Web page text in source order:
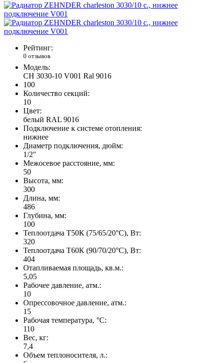
Рейтинг:
0 отзывов
Модель:
CH 3030-10 V001 Ral 9016
100
Количество секций:
10
Цвет:
белый RAL 9016
Подключение к системе отопления:
нижнее
Диаметр подключения, дюйм:
1/2"
Межосевое расстояние, мм:
50
Высота, мм:
300
Длина, мм:
486
Глубина, мм:
100
Теплоотдача Т50К (75/65/20°C), Вт:
320
Теплоотдача Т60К (90/70/20°C), Вт:
404
Отапливаемая площадь, кв.м.:
5,05
Рабочее давление, атм.:
10
Опрессовочное давление, атм.:
15
Рабочая температура, °C:
110
Вес, кг:
7,4
Объем теплоносителя, л.: